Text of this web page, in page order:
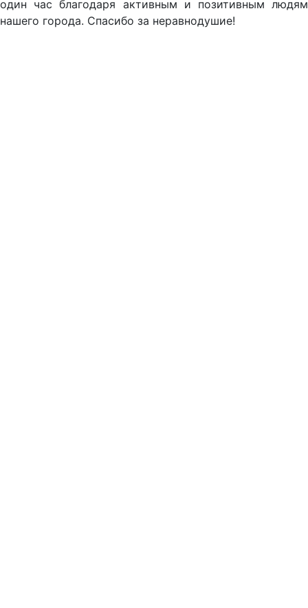
один час благодаря активным и позитивным людям
нашего города. Спасибо за неравнодушие!